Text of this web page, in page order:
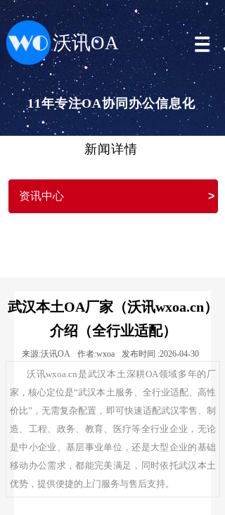
沃讯OA
11年专注OA协同办公信息化
新闻详情
资讯中心 >
武汉本土OA厂家（沃讯wxoa.cn）
介绍（全行业适配）
来源:沃讯OA 作者:wxoa 发布时间 :2026-04-30
沃讯wxoa.cn是武汉本土深耕OA领域多年的厂
家，核心定位是“武汉本土服务、全行业适配、高性
价比”，无需复杂配置，即可快速适配武汉零售、制
造、工程、政务、教育、医疗等全行业企业，无论
是中小企业、基层事业单位，还是大型企业的基础
移动办公需求，都能完美满足，同时依托武汉本土
优势，提供便捷的上门服务与售后支持。